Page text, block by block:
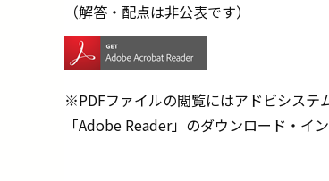
（解答・配点は非公表です）
※PDFファイルの閲覧にはアドビシス
「Adobe Reader」のダウンロード・イ